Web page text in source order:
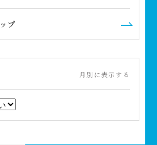
プ
月別に表示する